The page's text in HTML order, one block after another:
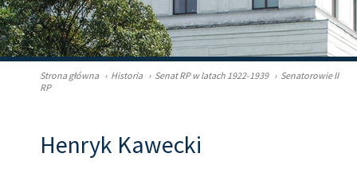
Strona główna › Historia › Senat RP w latach 1922-1939 › Senatorowie II
RP
Henryk Kawecki